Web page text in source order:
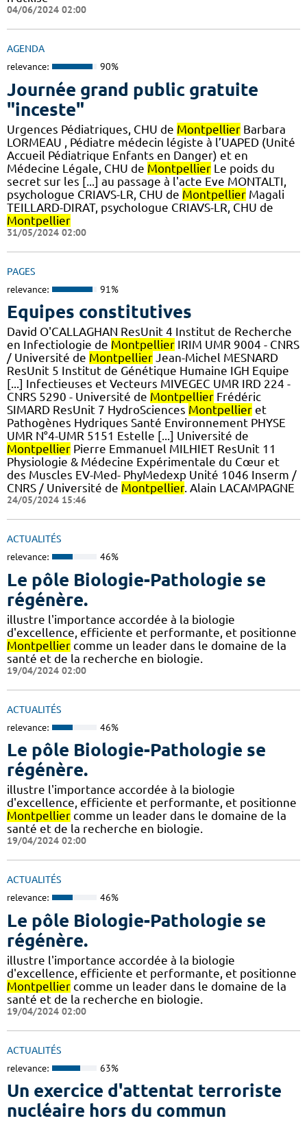
04/06/2024 02:00
AGENDA
relevance: 90%
Journée grand public gratuite
"inceste"
Urgences Pédiatriques, CHU de Montpellier Barbara
LORMEAU , Pédiatre médecin légiste à l’UAPED (Unité
Accueil Pédiatrique Enfants en Danger) et en
Médecine Légale, CHU de Montpellier Le poids du
secret sur les [...] au passage à l'acte Eve MONTALTI,
psychologue CRIAVS-LR, CHU de Montpellier Magali
TEILLARD-DIRAT, psychologue CRIAVS-LR, CHU de
Montpellier
31/05/2024 02:00
PAGES
relevance: 91%
Equipes constitutives
David O'CALLAGHAN ResUnit 4 Institut de Recherche
en Infectiologie de Montpellier IRIM UMR 9004 - CNRS
/ Université de Montpellier Jean-Michel MESNARD
ResUnit 5 Institut de Génétique Humaine IGH Equipe
[...] Infectieuses et Vecteurs MIVEGEC UMR IRD 224 -
CNRS 5290 - Université de Montpellier Frédéric
SIMARD ResUnit 7 HydroSciences Montpellier et
Pathogènes Hydriques Santé Environnement PHYSE
UMR N°4-UMR 5151 Estelle [...] Université de
Montpellier Pierre Emmanuel MILHIET ResUnit 11
Physiologie & Médecine Expérimentale du Cœur et
des Muscles EV-Med- PhyMedexp Unité 1046 Inserm /
CNRS / Université de Montpellier. Alain LACAMPAGNE
24/05/2024 15:46
ACTUALITÉS
relevance: 46%
Le pôle Biologie-Pathologie se
régénère.
illustre l'importance accordée à la biologie
d'excellence, efficiente et performante, et positionne
Montpellier comme un leader dans le domaine de la
santé et de la recherche en biologie.
19/04/2024 02:00
ACTUALITÉS
relevance: 46%
Le pôle Biologie-Pathologie se
régénère.
illustre l'importance accordée à la biologie
d'excellence, efficiente et performante, et positionne
Montpellier comme un leader dans le domaine de la
santé et de la recherche en biologie.
19/04/2024 02:00
ACTUALITÉS
relevance: 46%
Le pôle Biologie-Pathologie se
régénère.
illustre l'importance accordée à la biologie
d'excellence, efficiente et performante, et positionne
Montpellier comme un leader dans le domaine de la
santé et de la recherche en biologie.
19/04/2024 02:00
ACTUALITÉS
relevance: 63%
Un exercice d'attentat terroriste
nucléaire hors du commun